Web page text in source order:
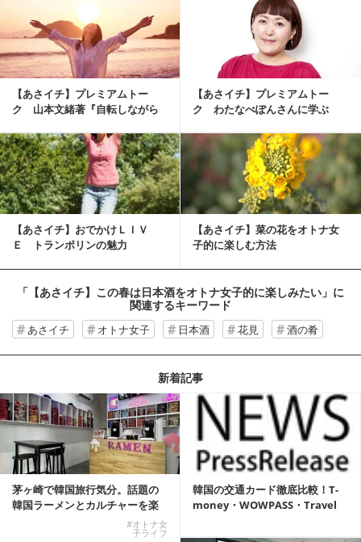
【あさイチ】プレミアムトー
ク 山本文緒著『自転しながら
【あさイチ】プレミアムトー
ク わたなべぽんさんに学ぶ
【あさイチ】おでかけＬＩＶ
Ｅ トランポリンの魅力
【あさイチ】菜の花をオトナ女
子的に楽しむ方法
「【あさイチ】この春は日本酒をオトナ女子的に楽しみたい」 に
関連するキーワード
あさイチ オトナ女子 日本酒 花見 酒の肴
新着記事
茅ヶ崎で韓国旅行気分。話題の
韓国ラーメンとカルチャーを楽
#オトナ女
子ライフ
韓国の交通カード徹底比較！T-
money・WOWPASS・Travel